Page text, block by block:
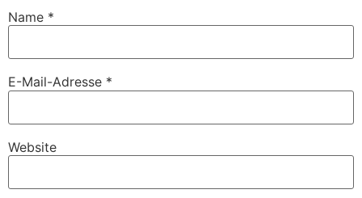
Name *
E-Mail-Adresse *
Website